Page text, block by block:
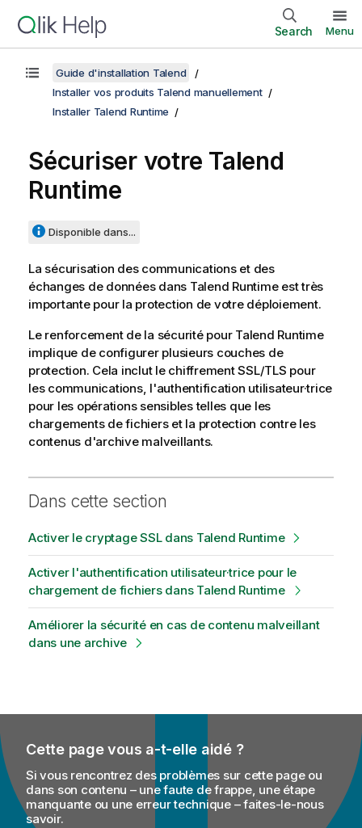
Search Menu
Guide d'installation Talend
Installer vos produits Talend manuellement
Installer Talend Runtime
Sécuriser votre Talend
Runtime
Disponible dans...
La sécurisation des communications et des
échanges de données dans Talend Runtimeest très
importante pour la protection de votre déploiement.
Le renforcement de la sécurité pour Talend Runtime
implique de configurer plusieurs couches de
protection. Cela inclut le chiffrement SSL/TLS pour
les communications, l'authentification utilisateur·trice
pour les opérations sensibles telles que les
chargements de fichiers et la protection contre les
contenus d'archive malveillants.
Dans cette section
Activer le cryptage SSL dans Talend Runtime
Activer l'authentification utilisateur·trice pour le
chargement de fichiers dans Talend Runtime
Améliorer la sécurité en cas de contenu malveillant
dans une archive
Cette page vous a-t-elle aidé ?
Si vous rencontrez des problèmes sur cette page ou
dans son contenu – une faute de frappe, une étape
manquante ou une erreur technique – faites-le-nous
savoir.